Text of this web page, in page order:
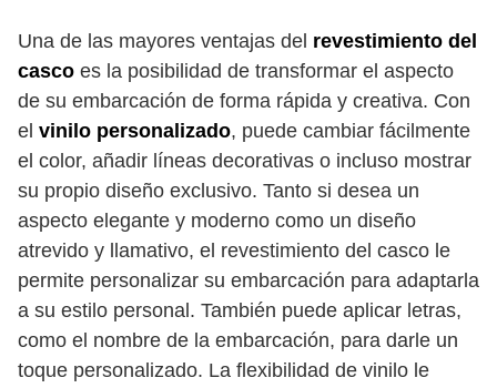
Una de las mayores ventajas del revestimiento del
casco es la posibilidad de transformar el aspecto
de su embarcación de forma rápida y creativa. Con
el vinilo personalizado, puede cambiar fácilmente
el color, añadir líneas decorativas o incluso mostrar
su propio diseño exclusivo. Tanto si desea un
aspecto elegante y moderno como un diseño
atrevido y llamativo, el revestimiento del casco le
permite personalizar su embarcación para adaptarla
a su estilo personal. También puede aplicar letras,
como el nombre de la embarcación, para darle un
toque personalizado. La flexibilidad de vinilo le